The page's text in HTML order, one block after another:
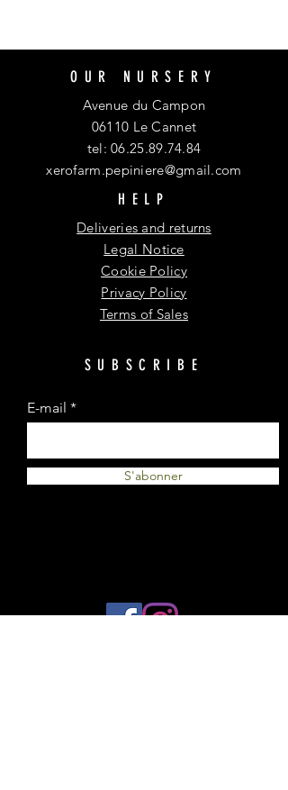
OUR NURSERY
Avenue du Campon
06110 Le Cannet
tel:06.25.89.74.84
xerofarm.pepiniere@gmail.com
HELP
Deliveries and returns
Legal Notice
Cookie Policy
Privacy Policy
Terms of Sales
SUBSCRIBE
E-mail
S'abonner